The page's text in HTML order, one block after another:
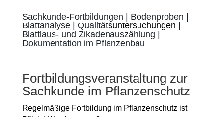
Sachkunde-Fortbildungen Bodenproben
Blattanalyse| Qualitätsuntersuchungen
Blattlaus- und Zikadenauszählung
Dokumentation im Pflanzenbau
Fortbildungsveranstaltung zur
Sachkunde im Pflanzenschutz
Regelmäßige Fortbildung im Pflanzenschutz ist